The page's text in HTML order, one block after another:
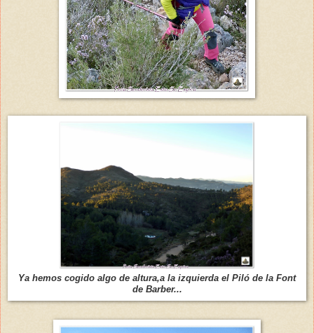
Ya hemos cogido algo de altura,a la izquierda el Piló de la Font
de Barber...